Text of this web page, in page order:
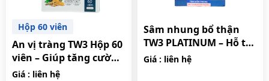
Hộp 60 viên
An vị tràng TW3 Hộp 60
viên – Giúp tăng cường
hệ tiêu hóa, hỗ trợ làm
Giá : liên hệ
Sâm nhung bổ thận
TW3 PLATINUM – Hỗ trợ
cải thiện chức năng
Giá : liên hệ